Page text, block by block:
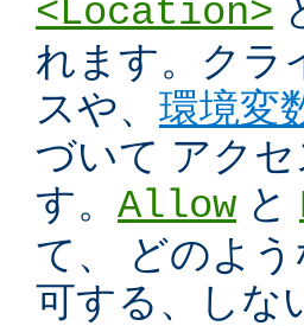
<Location>
れます。クラ
スや、 環境変
づいて アク
す。 Allow と
て、 どのよ
可する、しな